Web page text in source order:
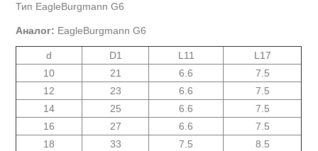
Тип EagleBurgmann G6
Аналог: EagleBurgmann G6
d D1 L11
L17
10
21 6.6
7.5
12
23 6.6
7.5
14
25 6.6
7.5
16
27 6.6
7.5
18
33 7.5 8.5